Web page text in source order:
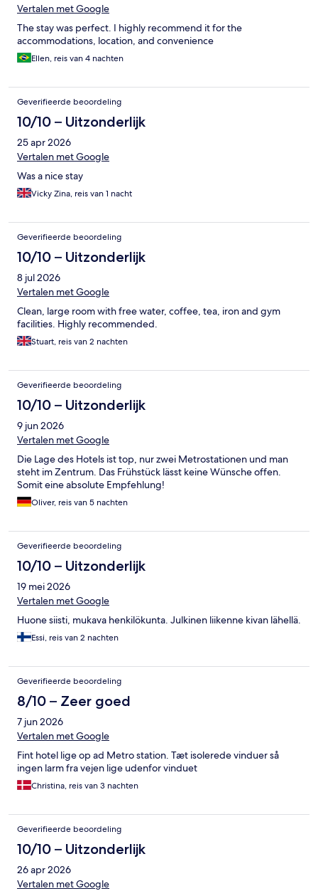
Vertalen met Google
The stay was perfect. I highly recommend it for the
accommodations, location, and convenience
Ellen, reis van 4 nachten
Geverifieerde beoordeling
10/10 – Uitzonderlijk
25 apr 2026
Vertalen met Google
Was a nice stay
Vicky Zina, reis van 1 nacht
Geverifieerde beoordeling
10/10 – Uitzonderlijk
8 jul 2026
Vertalen met Google
Clean, large room with free water, coffee, tea, iron and gym
facilities. Highly recommended.
Stuart, reis van 2 nachten
Geverifieerde beoordeling
10/10 – Uitzonderlijk
9 jun 2026
Vertalen met Google
Die Lage des Hotels ist top, nur zwei Metrostationen und man
steht im Zentrum. Das Frühstück lässt keine Wünsche offen.
Somit eine absolute Empfehlung!
Oliver, reis van 5 nachten
Geverifieerde beoordeling
10/10 – Uitzonderlijk
19 mei 2026
Vertalen met Google
Huone siisti, mukava henkilökunta. Julkinen liikenne kivan lähellä.
Essi, reis van 2 nachten
Geverifieerde beoordeling
8/10 – Zeer goed
7 jun 2026
Vertalen met Google
Fint hotel lige op ad Metro station. Tæt isolerede vinduer så
ingen larm fra vejen lige udenfor vinduet
Christina, reis van 3 nachten
Geverifieerde beoordeling
10/10 – Uitzonderlijk
26 apr 2026
Vertalen met Google